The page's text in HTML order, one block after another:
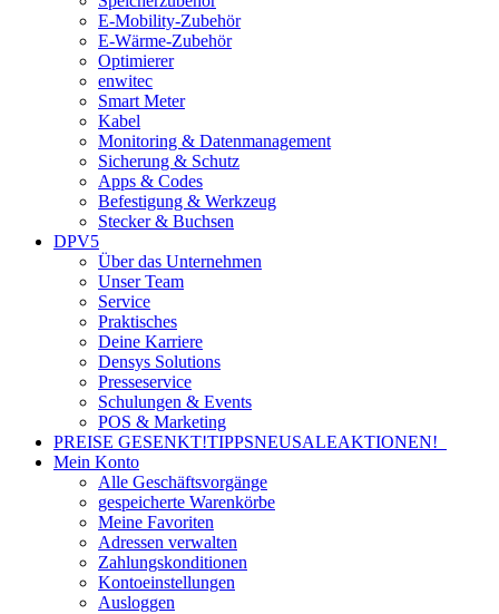
E-Mobility-Zubehör
E-Wärme-Zubehör
Optimierer
enwitec
Smart Meter
Kabel
Monitoring & Datenmanagement
Sicherung & Schutz
Apps & Codes
Befestigung & Werkzeug
Stecker & Buchsen
DPV5
Über das Unternehmen
Unser Team
Service
Praktisches
Deine Karriere
Densys Solutions
Presseservice
Schulungen & Events
POS & Marketing
PREISE GESENKT!TIPPSNEUSALEAKTIONEN!
Mein Konto
Alle Geschäftsvorgänge
gespeicherte Warenkörbe
Meine Favoriten
Adressen verwalten
Zahlungskonditionen
Kontoeinstellungen
Ausloggen